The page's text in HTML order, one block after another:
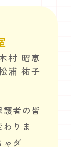
村 昭恵
祐子
護者の皆
りま
ゃダ